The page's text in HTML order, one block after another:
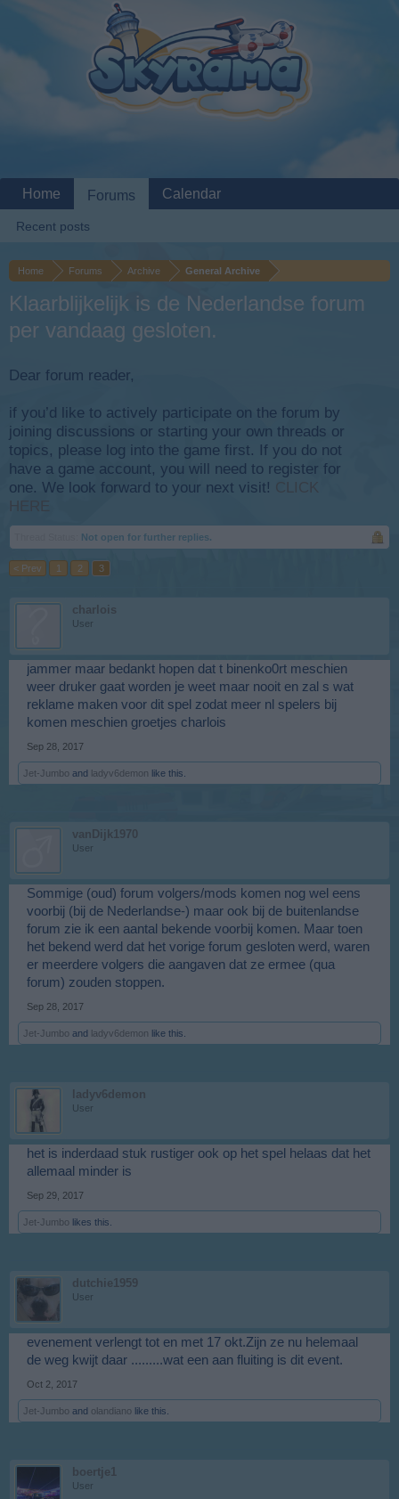
Home Forums Archive General Archive
Klaarblijkelijk is de Nederlandse forum
per vandaag gesloten.
Dear forum reader,
if you’d like to actively participate on the forum by
joining discussions or starting your own threads or
topics, please log into the game first. If you do not
have a game account, you will need to register for
one. We look forward to your next visit! CLICK
HERE
Not open for further replies.
< Prev 1 2 3
charlois
User
jammer maar bedankt hopen dat t binenko0rt meschien
weer druker gaat worden je weet maar nooit en zal s wat
reklame maken voor dit spel zodat meer nl spelers bij
komen meschien groetjes charlois
Sep 28, 2017
Jet-Jumbo and ladyv6demon like this.
vanDijk1970
User
Sommige (oud) forum volgers/mods komen nog wel eens
voorbij (bij de Nederlandse-) maar ook bij de buitenlandse
forum zie ik een aantal bekende voorbij komen. Maar toen
het bekend werd dat het vorige forum gesloten werd, waren
er meerdere volgers die aangaven dat ze ermee (qua
forum) zouden stoppen.
Sep 28, 2017
Jet-Jumbo and ladyv6demon like this.
ladyv6demon
User
het is inderdaad stuk rustiger ook op het spel helaas dat het
allemaal minder is
Sep 29, 2017
Jet-Jumbo likes this.
dutchie1959
User
evenement verlengt tot en met 17 okt.Zijn ze nu helemaal
de weg kwijt daar .........wat een aan fluiting is dit event.
Oct 2, 2017
Jet-Jumbo and olandiano like this.
boertje1
User
Home Forums
Recent posts
Calendar